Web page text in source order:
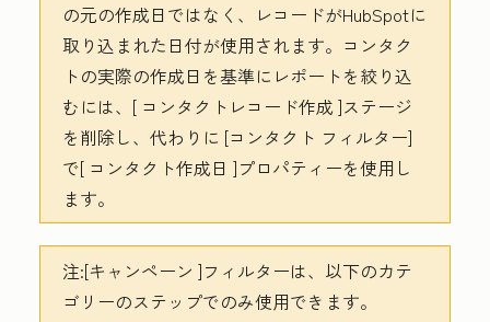
の元の作成日ではなく、レコードがHubSpotに
取り込まれた日付が使用されます。コンタク
トの実際の作成日を基準にレポートを絞り込
むには、[ コンタクトレコード作成 ]ステージ
を削除し、代わりに [コンタクト フィルター]
で[ コンタクト作成日 ]プロパティーを使用し
ます。
注:[キャンペーン ]フィルターは、以下のカテ
ゴリーのステップでのみ使用できます。